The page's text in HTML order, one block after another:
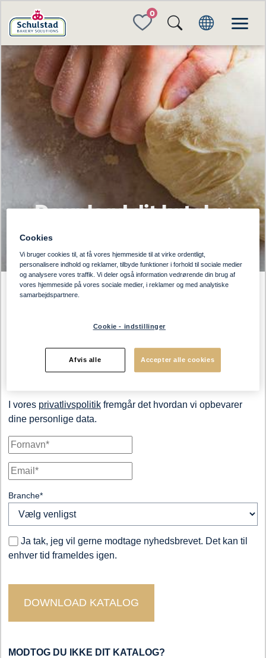
FAVORITES
Download dit katalog
Download katalog
Modtag dit katalog
direkte i din indbakke
I vores privatlivspolitik fremgår det hvordan vi opbevarer
dine personlige data.
Branche*
Ja tak, jeg vil gerne modtage nyhedsbrevet. Det kan til
enhver tid frameldes igen.
MODTOG DU IKKE DIT KATALOG?
Cookies
Vi bruger cookies til, at få vores hjemmeside til at virke ordentligt,
personalisere indhold og reklamer, tilbyde funktioner i forhold til sociale medier
og analysere vores traffik. Vi deler også information vedrørende din brug af
vores hjemmeside på vores sociale medier, i reklamer og med analytiske
samarbejdspartnere.
Cookie - indstillinger
Afvis alle Accepter alle cookies